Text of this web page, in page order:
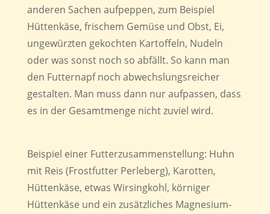
anderen Sachen aufpeppen, zum Beispiel
Hüttenkäse, frischem Gemüse und Obst, Ei,
ungewürzten gekochten Kartoffeln, Nudeln
oder was sonst noch so abfällt. So kann man
den Futternapf noch abwechslungsreicher
gestalten. Man muss dann nur aufpassen, dass
es in der Gesamtmenge nicht zuviel wird.
Beispiel einer Futterzusammenstellung: Huhn
mit Reis (Frostfutter Perleberg), Karotten,
Hüttenkäse, etwas Wirsingkohl, körniger
Hüttenkäse und ein zusätzliches Magnesium-